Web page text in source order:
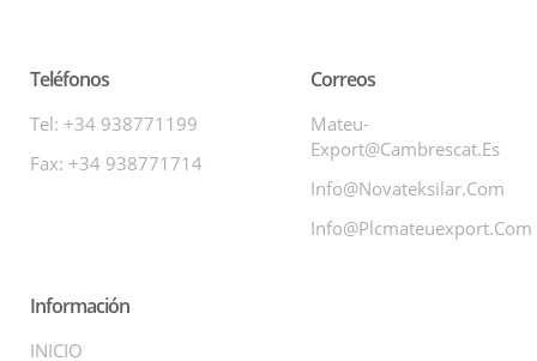
Teléfonos
Tel: +34 938771199
Fax: +34 938771714
Correos
Mateu-
Export@cambrescat.es
Info@novateksilar.com
Info@plcmateuexport.com
Información
INICIO